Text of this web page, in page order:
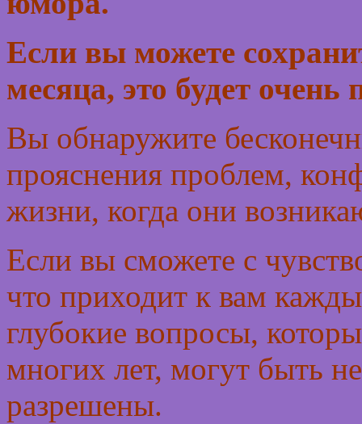
Если вы можете
месяца, это будет
Вы обнаружите
прояснения проблем,
жизни, когда они
Если вы сможете с
что приходит к вам
глубокие вопросы,
многих лет, могут быть
разрешены.